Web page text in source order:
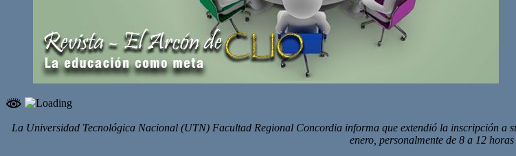
La Universidad Tecnológica Nacional (UTN) Facultad Regional Concordia informa que extendió la inscripción a
enero, personalmente de 8 a 12